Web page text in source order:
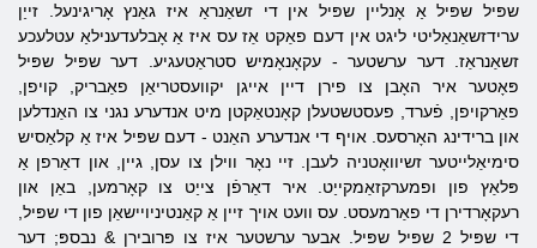
שפּיל שפּיל אַ אָנליין שפּיל אין די זשאַנראַ איז גאַנץ אָריגינעל. זייַן
ערידזשאַנאַליטי ליגט אין דעם פאַקט אַז עס איז אַ אָבלעדענילאַ עטלעכע
זשאַנראַז. דער ערשטער - עקאָנאָמיש סטראַטעגיע. דער שפּיל שפּיל
פּאָטער איר האָבן צו פירן דיין אייגן יקוועסטריאַן פאַבריק, קויפן,
פאַרקויפן, פֿערד, פעסטשטעלן קאָנטאַקטן מיט אנדערע נגני צו האַנדלען
און ברידינג האָרסעס. אויף די אנדערע האַנט - דעם שפּיל איז אַ קלאַסיש
סימיאַלייטער זשיוואָטניה לעבן. זיי נאָר ווילן צו עסן, גיין, און דאַרפן אַ
פּלאַץ פון ופמערקזאַמקייַט. איר דאַרפֿן צייַט צו קאָרמען, באַן און
רעקאָרדירן די פאַרמעסט. עס וועט אויך זיין אַ קאַנטיניויישאַן פון די שפּיל,
די שפּיל 2 שפּיל שפּיל. אבער ערשטער איז צו פּרובירן & נבספּ; דער